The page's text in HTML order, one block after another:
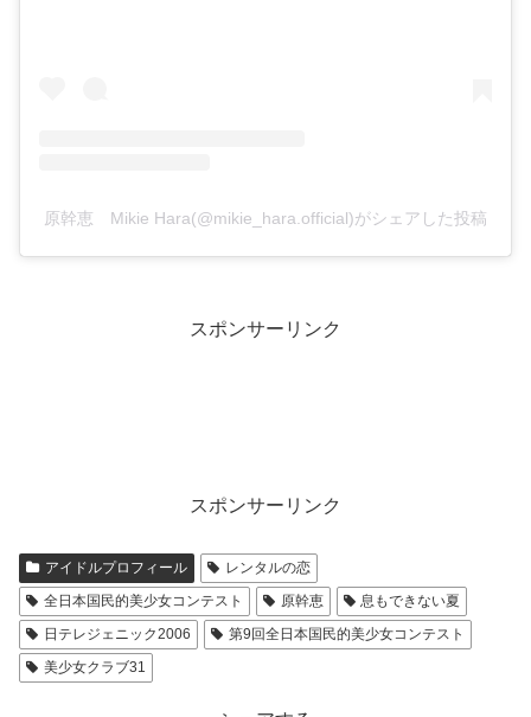
原幹恵 Mikie Hara(@mikie_hara.official)がシェアした投稿
スポンサーリンク
スポンサーリンク
アイドルプロフィール
レンタルの恋
全日本国民的美少女コンテスト
原幹恵
息もできない夏
日テレジェニック2006
第9回全日本国民的美少女コンテスト
美少女クラブ31